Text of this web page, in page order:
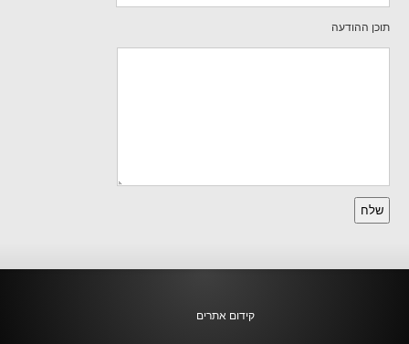
תוכן ההודעה
Please leave this field empty.
קידום אתרים